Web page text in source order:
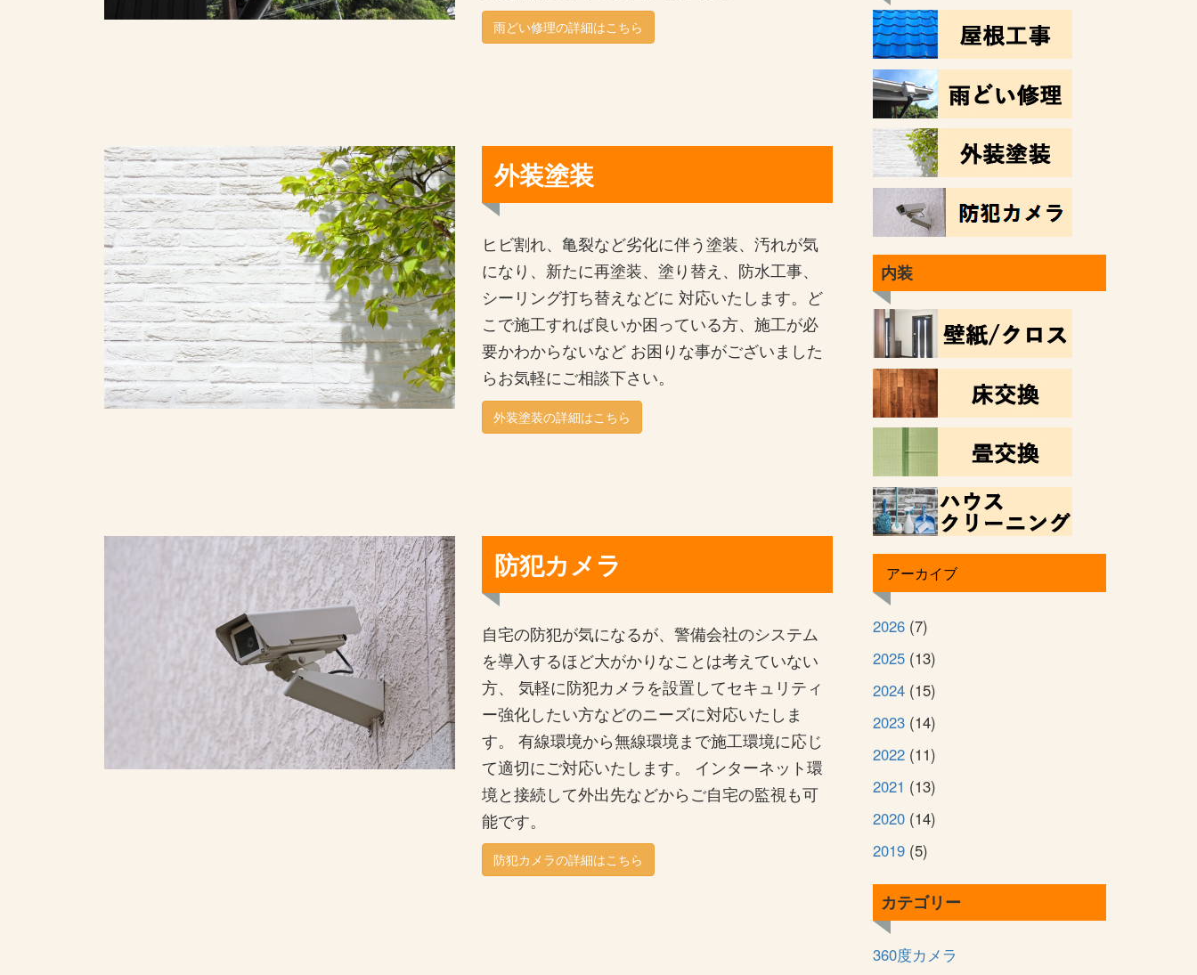
雨どい修理の詳細はこちら
外装塗装
ヒビ割れ、亀裂など劣化に伴う塗装、汚れが気
になり、新たに再塗装、塗り替え、防水工事、
シーリング打ち替えなどに 対応いたします。ど
こで施工すれば良いか困っている方、施工が必
要かわからないなど お困りな事がございました
らお気軽にご相談下さい。
外装塗装の詳細はこちら
防犯カメラ
自宅の防犯が気になるが、警備会社のシステム
を導入するほど大がかりなことは考えていない
方、 気軽に防犯カメラを設置してセキュリティ
ー強化したい方などのニーズに対応いたしま
す。 有線環境から無線環境まで施工環境に応じ
て適切にご対応いたします。 インターネット環
境と接続して外出先などからご自宅の監視も可
能です。
防犯カメラの詳細はこちら
内装
アーカイブ
2026(7)
2025(13)
2024(15)
2023(14)
2022(11)
2021 (13)
2020(14)
2019(5)
カテゴリー
360度カメラ